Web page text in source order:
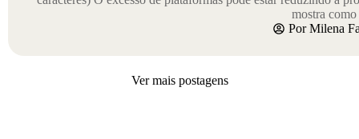
mostra como
PorMilena
Ver mais postagens